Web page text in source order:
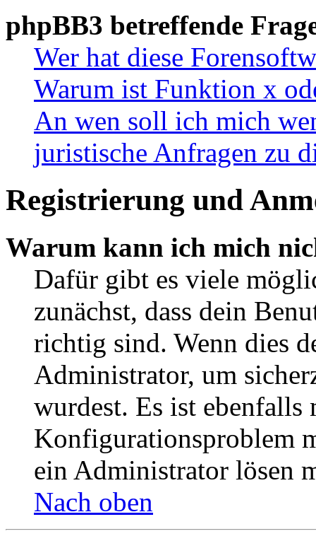
phpBB3 betreffende
Wer hat diese
Warum ist Funktion x
An wen soll ich mich
juristische Anfragen zu
Registrierung und
Warum kann ich mich
Dafür gibt es viele
zunächst, dass dein
richtig sind. Wenn dies
Administrator, um
wurdest. Es ist ebenfalls
Konfigurationsproblem
ein Administrator lösen
Nach oben